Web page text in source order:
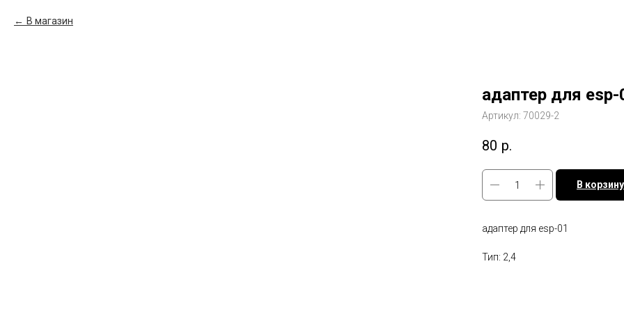
В магазин
адаптер для esp-
Артикул: 70029-2
80 р.
В корзину
адаптер для esp-01
Тип: 2,4